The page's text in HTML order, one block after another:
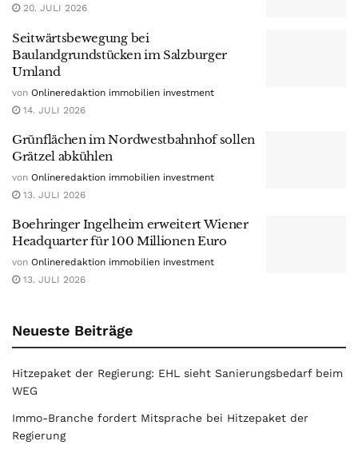
20. JULI 2026
Seitwärtsbewegung bei
Baulandgrundstücken im Salzburger
Umland
von Onlineredaktion immobilien investment
14. JULI 2026
Grünflächen im Nordwestbahnhof sollen
Grätzel abkühlen
von Onlineredaktion immobilien investment
13. JULI 2026
Boehringer Ingelheim erweitert Wiener
Headquarter für 100 Millionen Euro
von Onlineredaktion immobilien investment
13. JULI 2026
Neueste Beiträge
Hitzepaket der Regierung: EHL sieht Sanierungsbedarf beim
WEG
Immo-Branche fordert Mitsprache bei Hitzepaket der
Regierung